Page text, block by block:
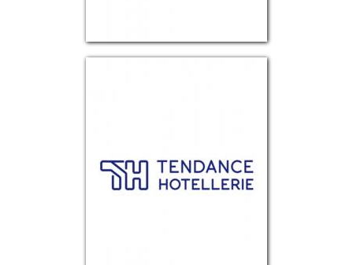
TENDANCE HÔTELLERIE